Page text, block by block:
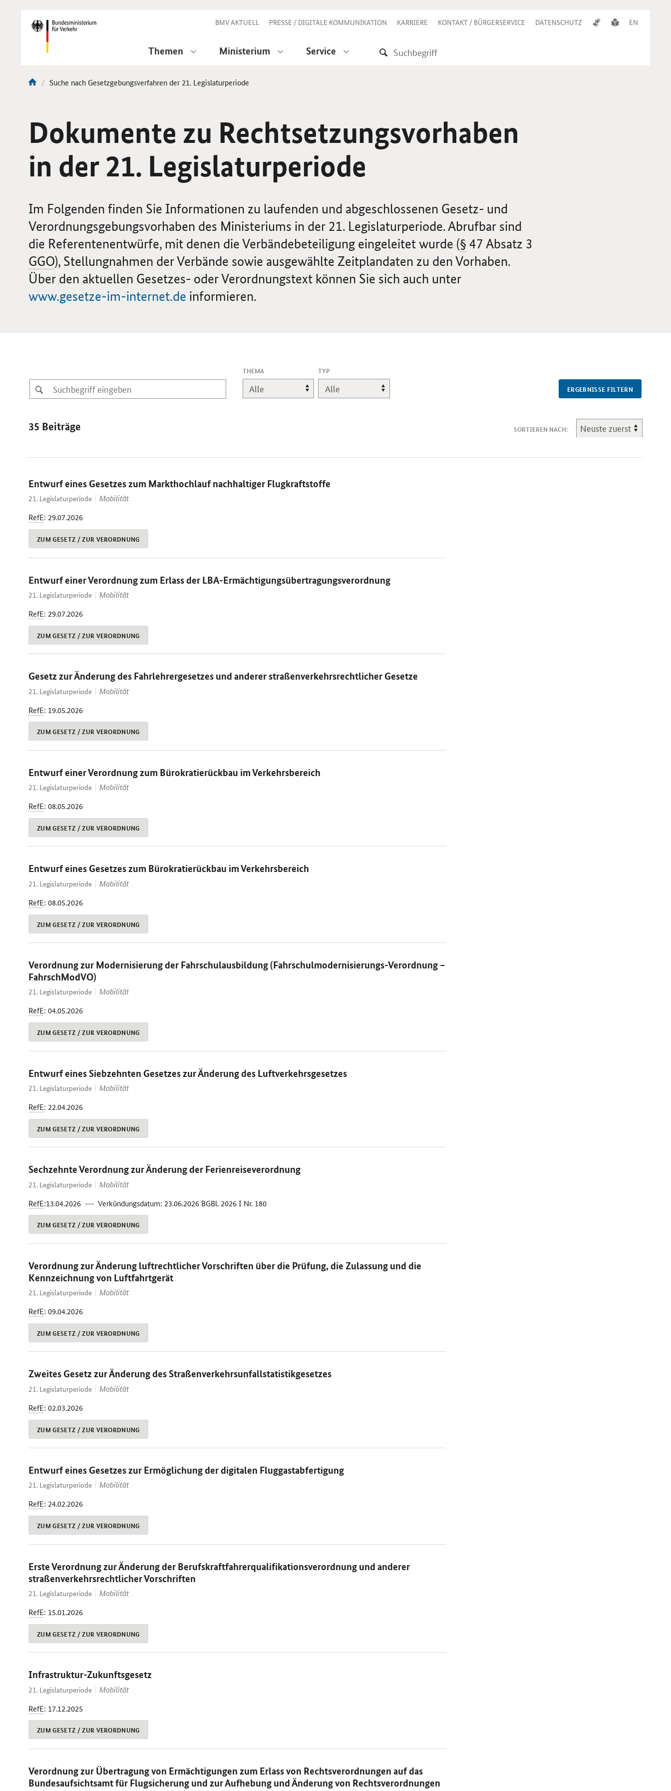
Navigation BMV AKTUELL PRESSE / DIGITALE KOMMUNIKATION KARRIERE KONTAKT / BÜRGERSERVICE DATENSCHUTZ EN
Themen Ministerium Service
Aktuelle
Suche nach Gesetzgebungsverfahren der 21. Legislaturperiode
Dokumente zu Rechtsetzungsvorhaben
in der 21. Legislaturperiode
Im Folgenden finden Sie Informationen zu laufenden und abgeschlossenen Gesetz- und
Verordnungsgebungsvorhaben des Ministeriums in der 21. Legislaturperiode. Abrufbar sind
die Referentenentwürfe, mit denen die Verbändebeteiligung eingeleitet wurde (§ 47 Absatz 3
GGO), Stellungnahmen der Verbände sowie ausgewählte Zeitplandaten zu den Vorhaben.
Über den aktuellen Gesetzes- oder Verordnungstext können Sie sich auch unter
www.gesetze-im-internet.de informieren.
THEMA TYP
ERGEBNISSE FILTERN
35 Beiträge SORTIEREN NACH:
Entwurf eines Gesetzes zum Markthochlauf nachhaltiger Flugkraftstoffe
21. Legislaturperiode
Mobilität
RefE: 29.07.2026
ZUM GESETZ / ZUR VERORDNUNG
Entwurf einer Verordnung zum Erlass der LBA-Ermächtigungsübertragungsverordnung
21. Legislaturperiode
Mobilität
RefE: 29.07.2026
ZUM GESETZ / ZUR VERORDNUNG
Gesetz zur Änderung des Fahrlehrergesetzes und anderer straßenverkehrsrechtlicher Gesetze
21. Legislaturperiode
Mobilität
RefE: 19.05.2026
ZUM GESETZ / ZUR VERORDNUNG
Entwurf einer Verordnung zum Bürokratierückbau im Verkehrsbereich
21. Legislaturperiode
Mobilität
RefE: 08.05.2026
ZUM GESETZ / ZUR VERORDNUNG
Entwurf eines Gesetzes zum Bürokratierückbau im Verkehrsbereich
21. Legislaturperiode
Mobilität
RefE: 08.05.2026
ZUM GESETZ / ZUR VERORDNUNG
Verordnung zur Modernisierung der Fahrschulausbildung (Fahrschulmodernisierungs-Verordnung –
FahrschModVO)
21. Legislaturperiode
Mobilität
RefE: 04.05.2026
ZUM GESETZ / ZUR VERORDNUNG
Entwurf eines Siebzehnten Gesetzes zur Änderung des Luftverkehrsgesetzes
21. Legislaturperiode
Mobilität
RefE: 22.04.2026
ZUM GESETZ / ZUR VERORDNUNG
Sechzehnte Verordnung zur Änderung der Ferienreiseverordnung
21. Legislaturperiode
Mobilität
RefE:13.04.2026 --- Verkündungsdatum: 23.06.2026 BGBl. 2026 I Nr. 180
ZUM GESETZ / ZUR VERORDNUNG
Verordnung zur Änderung luftrechtlicher Vorschriften über die Prüfung, die Zulassung und die
Kennzeichnung von Luftfahrtgerät
21. Legislaturperiode
Mobilität
RefE: 09.04.2026
ZUM GESETZ / ZUR VERORDNUNG
Zweites Gesetz zur Änderung des Straßenverkehrsunfallstatistikgesetzes
21. Legislaturperiode
Mobilität
RefE: 02.03.2026
ZUM GESETZ / ZUR VERORDNUNG
Entwurf eines Gesetzes zur Ermöglichung der digitalen Fluggastabfertigung
21. Legislaturperiode
Mobilität
RefE: 24.02.2026
ZUM GESETZ / ZUR VERORDNUNG
Erste Verordnung zur Änderung der Berufskraftfahrerqualifikationsverordnung und anderer
straßenverkehrsrechtlicher Vorschriften
21. Legislaturperiode
Mobilität
RefE: 15.01.2026
ZUM GESETZ / ZUR VERORDNUNG
Infrastruktur-Zukunftsgesetz
21. Legislaturperiode
Mobilität
RefE: 17.12.2025
ZUM GESETZ / ZUR VERORDNUNG
Verordnung zur Übertragung von Ermächtigungen zum Erlass von Rechtsverordnungen auf das
Bundesaufsichtsamt für Flugsicherung und zur Aufhebung und Änderung von Rechtsverordnungen